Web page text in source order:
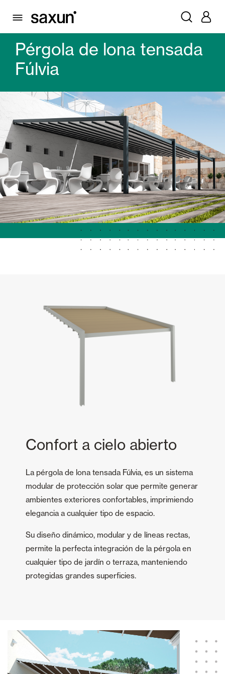
PRODUCTOS PÉRGOLAS
PERGOLAS DE LONA TENSADA
Pérgola de lona tensada
Fúlvia
Confort a cielo abierto
La pérgola de lona tensada Fúlvia, es un sistema
modular de protección solar que permite generar
ambientes exteriores confortables, imprimiendo
elegancia a cualquier tipo de espacio.
Su diseño dinámico, modular y de líneas rectas,
permite la perfecta integración de la pérgola en
cualquier tipo de jardín o terraza, manteniendo
protegidas grandes superficies.